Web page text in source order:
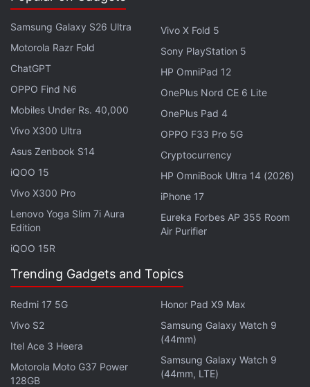
मुख्य स्पेसिफिकेशन
डिज़ाइन डिस्प्ले सॉफ्टवेयर
बैटरी लाइफ वैल्यू फॉर मनी
खूबियां कमियां
see more
Samsung Galaxy S26 Ultra
Motorola Razr Fold
ChatGPT
OPPO Find N6
Mobiles Under Rs. 40,000
Vivo X300 Ultra
Asus Zenbook S14
iQOO 15
Vivo X300 Pro
Lenovo Yoga Slim 7i Aura
Edition
iQOO 15R
Vivo X Fold 5
Sony PlayStation 5
HP OmniPad 12
OnePlus Nord CE 6 Lite
OnePlus Pad 4
OPPO F33 Pro 5G
Cryptocurrency
HP OmniBook Ultra 14 (2026)
iPhone 17
Eureka Forbes AP 355 Room
Air Purifier
Trending Gadgets and Topics
Redmi 17 5G
Vivo S2
Itel Ace 3 Heera
Motorola Moto G37 Power
128GB
Honor Pad X9 Max
Samsung Galaxy Watch 9
(44mm)
Samsung Galaxy Watch 9
(44mm, LTE)